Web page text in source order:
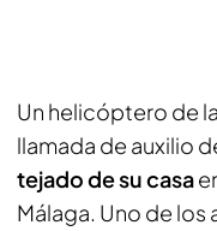
Un helicóptero de
llamada de auxilio
tejado de su casa
Málaga. Uno de